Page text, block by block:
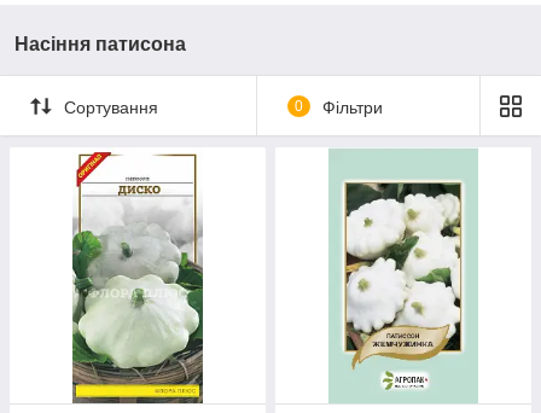
Насіння патисона
Сортування 0 Фільтри